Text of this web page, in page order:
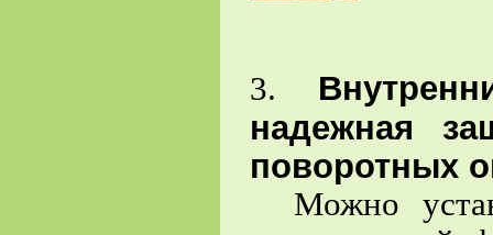
3.
надежная
поворотных
Можно